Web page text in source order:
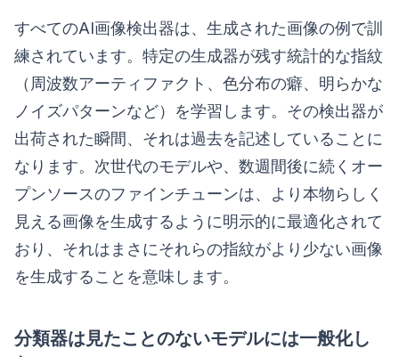
すべてのAI画像検出器は、生成された画像の例で訓
練されています。特定の生成器が残す統計的な指紋
（周波数アーティファクト、色分布の癖、明らかな
ノイズパターンなど）を学習します。その検出器が
出荷された瞬間、それは過去を記述していることに
なります。次世代のモデルや、数週間後に続くオー
プンソースのファインチューンは、より本物らしく
見える画像を生成するように明示的に最適化されて
おり、それはまさにそれらの指紋がより少ない画像
を生成することを意味します。
分類器は見たことのないモデルには一般化し